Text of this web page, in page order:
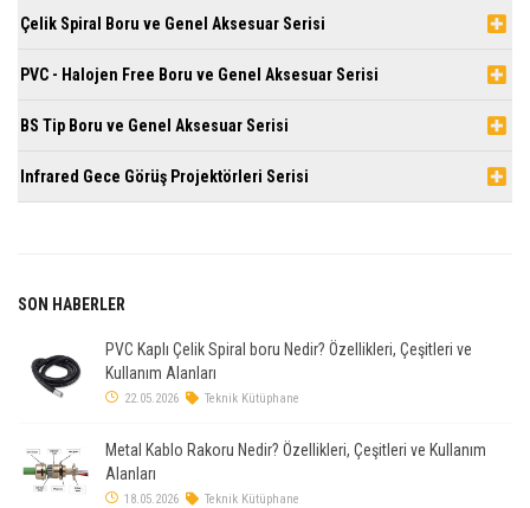
Çelik Spiral Boru ve Genel Aksesuar Serisi
PVC - Halojen Free Boru ve Genel Aksesuar Serisi
BS Tip Boru ve Genel Aksesuar Serisi
Infrared Gece Görüş Projektörleri Serisi
SON HABERLER
PVC Kaplı Çelik Spiral boru Nedir? Özellikleri, Çeşitleri ve
Kullanım Alanları
22.05.2026 Teknik Kütüphane
Metal Kablo Rakoru Nedir? Özellikleri, Çeşitleri ve Kullanım
Alanları
18.05.2026 Teknik Kütüphane